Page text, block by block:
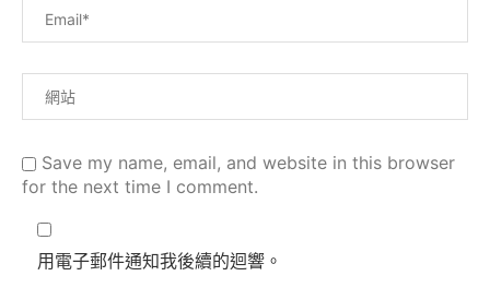
Save my name, email, and website in this browser
for the next time I comment.
用電子郵件通知我後續的迴響。